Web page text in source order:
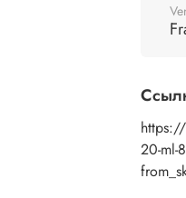
В
20-ml-